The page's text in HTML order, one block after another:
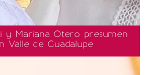
y Mariana Otero presumen
Valle de Guadalupe